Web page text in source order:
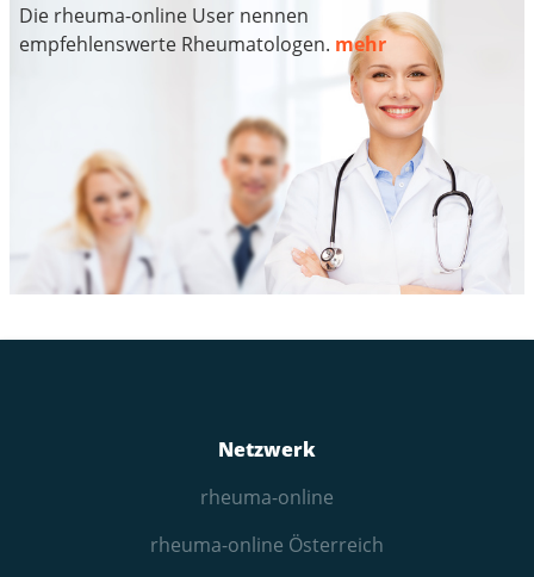
Die rheuma-online User nennen
empfehlenswerte Rheumatologen. mehr
Netzwerk
rheuma-online
rheuma-online Österreich